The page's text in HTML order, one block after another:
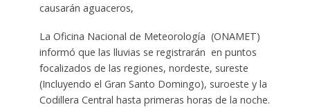
causarán aguaceros,
La Oficina Nacional de Meteorología (ONAMET)
informó que las lluvias se registrarán en puntos
focalizados de las regiones, nordeste, sureste
(Incluyendo el Gran Santo Domingo), suroeste y la
Codillera Central hasta primeras horas de la noche.